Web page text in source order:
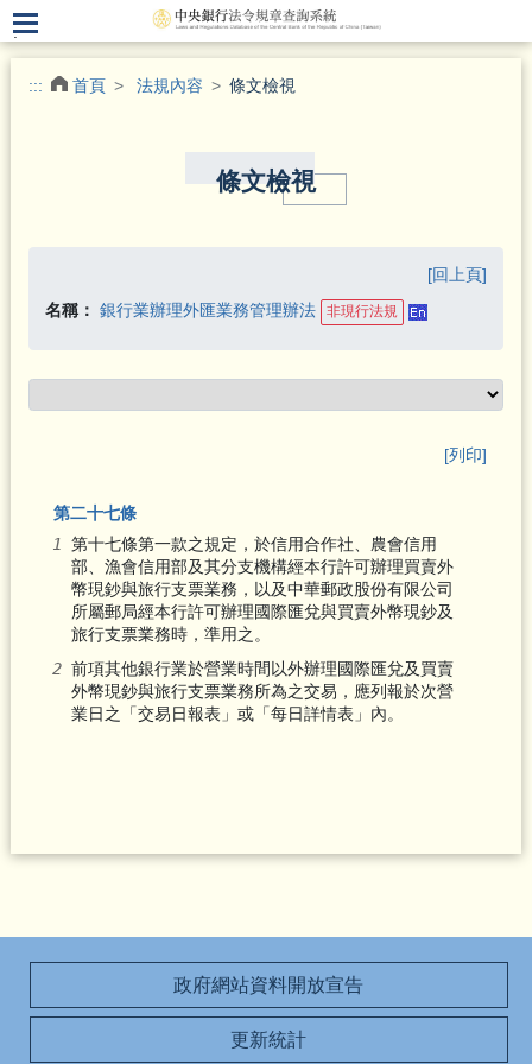
.
::: 首頁 法規內容 條文檢視
條文檢視
[回上頁]
名稱： 銀行業辦理外匯業務管理辦法 非現行法規
[列印]
第二十七條
第十七條第一款之規定，於信用合作社、農會信用
部、漁會信用部及其分支機構經本行許可辦理買賣外
幣現鈔與旅行支票業務，以及中華郵政股份有限公司
所屬郵局經本行許可辦理國際匯兌與買賣外幣現鈔及
旅行支票業務時，準用之。
前項其他銀行業於營業時間以外辦理國際匯兌及買賣
外幣現鈔與旅行支票業務所為之交易，應列報於次營
業日之「交易日報表」或「每日詳情表」內。
政府網站資料開放宣告
更新統計